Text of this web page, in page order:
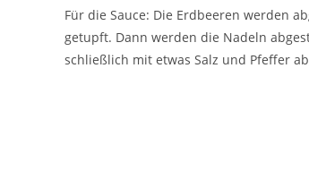
Für die Sauce: Die Erdbeeren werden
getupft. Dann werden die Nadeln
schließlich mit etwas Salz und Pfeffer